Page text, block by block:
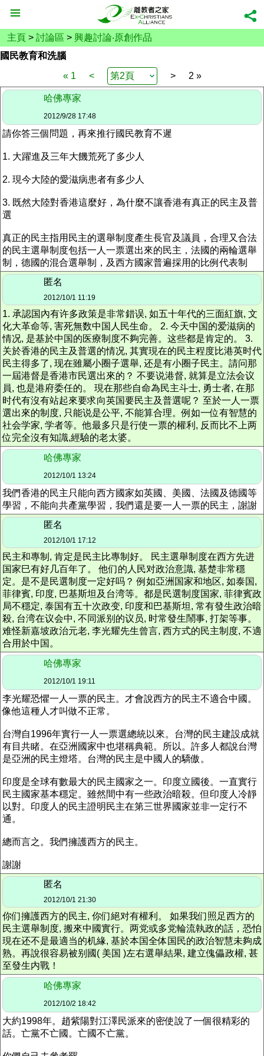
主頁 > 討論區 > 興趣討論‧原創作品
國民教育和洗腦
« 1
< > 2 »
哈佛專家
2012/9/28 17:48
請你答三個問題，再來推行國民教育不遲
1. 大躍進及三年大饑荒死了多少人
2. 現今大陸的愛滋病患者有多少人
3. 既然大陸對香港這麼好，為什麼不讓香港有真正的民主及普
選
真正的民主指用民主的選舉制度產生長官及議員，合理又合法
的民主選舉制度包括一人一票選出來的民主，法國的兩輪選舉
制，德國的混合選舉制，及西方國家普遍採用的比例代表制
匿名
2012/10/1 11:19
1. 承認国內有许多政策是非常錯误, 如五十年代的三面紅旗, 文
化大革命等, 害死無数中国人民生命。 2. 今天中国的爱滋病的
情况, 是基於中国的医療制度不夠完善。这些都是肯定的。 3.
关於香港的民主及普選的情况, 其實現在的民主程度比港英时代
民主得多了, 现在雖屬小圈子選舉, 还是有小圈子民主。請问那
一屆港督是香港市民選出來的？ 不要说港督, 就算是立法会议
員, 也是港府委任的。 現在那些自命為民主斗士, 勇士者, 在那
时代有沒有站起來要求向英国要民主及普選呢？ 至於一人一票
選出來的制度, 只能说是公平, 不能算合理。例如一位有智慧的
社会学家, 学者等。他最多只是行使一票的權利, 反而比不上两
位完全沒有知識,經驗的老太婆。
哈佛專家
2012/10/1 13:24
我們香港的民主只能向西方國家如英國、美國、法國及德國等
學習，不能向共產黨學習，我們還是要一人一票的民主，謝謝
匿名
2012/10/1 17:12
民主和專制, 肯定是民主比專制好。 民主選舉制度在西方先进
国家巳有好几百年了。 他们的人民对政治意識, 基楚非常穩
定。是不是民選制度一定好吗？ 例如亞洲国家和地区, 如泰国,
菲律賓, 印度, 巴基斯坦及台湾等。都是民選制度国家, 菲律賓政
局不穩定, 泰国有五十次政变, 印度和巴基斯坦, 常有發生政治暗
殺, 台湾在议会中, 不同派别的议员, 时常發生鬧事, 打架等事。
难怪新嘉坡政治元老, 李光耀先生曾言, 西方式的民主制度, 不適
合用於中国。
哈佛專家
2012/10/1 19:11
李光耀恐懼一人一票的民主。才會說西方的民主不適合中國。
像他這種人才叫做不正常。
台灣自1996年實行一人一票選總統以來。台灣的民主建設成就
有目共睹。在亞洲國家中也堪稱典範。所以。許多人都說台灣
是亞洲的民主燈塔。台灣的民主是中國人的驕傲。
印度是全球有數最大的民主國家之一。印度立國後。一直實行
民主國家基本穩定。雖然間中有一些政治暗殺。但印度人冷靜
以對。印度人的民主證明民主在第三世界國家並非一定行不
通。
總而言之。我們擁護西方的民主。
謝謝
匿名
2012/10/1 21:30
你们擁護西方的民主, 你们絕对有權利。 如果我们照足西方的
民主選舉制度, 搬來中國實行。两党或多党輪流執政的話，恐怕
現在还不是最適当的机緣, 基於本国全体国民的政治智慧未夠成
熟。再說很容易被别國( 美国 )左右選舉結果, 建立傀儡政權, 甚
至發生内戰！
哈佛專家
2012/10/2 18:42
大約1998年。趙紫陽對江澤民派來的密使說了一個很精彩的
話。亡黨不亡國。亡國不亡黨。